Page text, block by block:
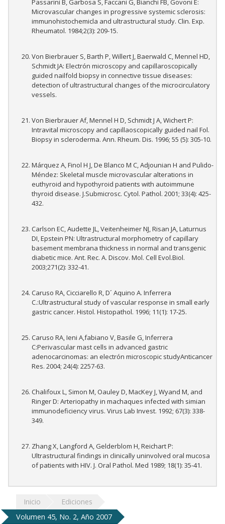
Passarini B, Garbosa S, Faccani G, Bianchi FB, Govoni E:
Microvascular changes in progressive systemic sclerosis:
immunohistochemicla and ultrastructural study. Clin. Exp.
Rheumatol. 1984;2(3): 209-15.
Von Bierbrauer S, Barth P, Willert J, Baerwald C, Mennel HD,
Schmidt JA: Electrón microscopy and capillaroscopically
guided nailfold biopsy in connective tissue diseases:
detection of ultrastructural changes of the microcirculatory
vessels.
Von Bierbrauer Af, Mennel H D, Schmidt J A, Wichert P:
Intravital microscopy and capillaoscopically guided nail Fol.
Biopsy in scleroderma. Ann. Rheum. Dis. 1996; 55 (5): 305-10.
Márquez A, Finol H J, De Blanco M C, Adjounian H and Pulido-
Méndez: Skeletal muscle microvascular alterations in
euthyroid and hypothyroid patients with autoimmune
thyroid disease. J.Submicrosc. Cytol. Pathol. 2001; 33(4): 425-
432.
Carlson EC, Audette JL, Veitenheimer NJ, Risan JA, Laturnus
DI, Epstein PN: Ultrastructural morphometry of capillary
basement membrana thickness in normal and transgenic
diabetic mice. Ant. Rec. A. Discov. Mol. Cell Evol.Biol.
2003;271(2): 332-41.
Caruso RA, Cicciarello R, D´ Aquino A. Inferrera
C.:Ultrastructural study of vascular response in small early
gastric cancer. Histol. Histopathol. 1996; 11(1): 17-25.
Caruso RA, Ieni A,fabiano V, Basile G, Inferrera
C:Perivascular mast cells in advanced gastric
adenocarcinomas: an electrón microscopic studyAnticancer
Res. 2004; 24(4): 2257-63.
Chalifoux L, Simon M, Oauley D, MacKey J, Wyand M, and
Ringer D: Arteriopathy in machaques infected with simian
immunodeficiency virus. Virus Lab Invest. 1992; 67(3): 338-
349.
Zhang X, Langford A, Gelderblom H, Reichart P:
Ultrastructural findings in clinically uninvolved oral mucosa
of patients with HIV. J. Oral Pathol. Med 1989; 18(1): 35-41.
Inicio
Ediciones
Volumen 45, No. 2, Año 2007